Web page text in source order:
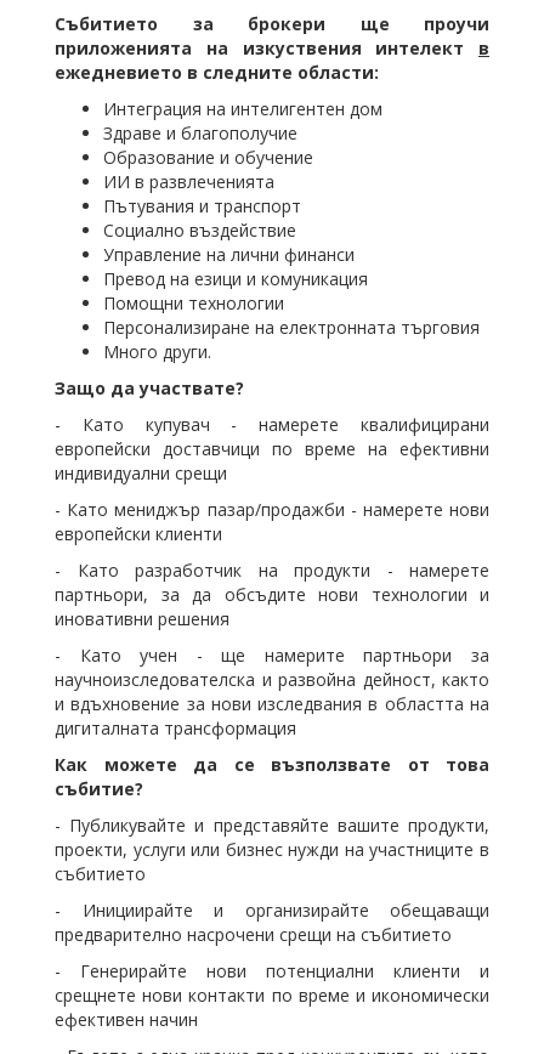
Събитието за брокери ще проучи
приложенията на изкуствения интелект в
ежедневието в следните области:
Интеграция на интелигентен дом
Здраве и благополучие
Образование и обучение
ИИ в развлеченията
Пътувания и транспорт
Социално въздействие
Управление на лични финанси
Превод на езици и комуникация
Помощни технологии
Персонализиране на електронната търговия
Много други.
Защо да участвате?
- Като купувач - намерете квалифицирани
европейски доставчици по време на ефективни
индивидуални срещи
- Като мениджър пазар/продажби - намерете нови
европейски клиенти
- Като разработчик на продукти - намерете
партньори, за да обсъдите нови технологии и
иновативни решения
- Като учен - ще намерите партньори за
научноизследователска и развойна дейност, както
и вдъхновение за нови изследвания в областта на
дигиталната трансформация
Как можете да се възползвате от това
събитие?
- Публикувайте и представяйте вашите продукти,
проекти, услуги или бизнес нужди на участниците в
събитието
- Инициирайте и организирайте обещаващи
предварително насрочени срещи на събитието
- Генерирайте нови потенциални клиенти и
срещнете нови контакти по време и икономически
ефективен начин